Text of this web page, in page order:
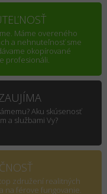
Máme overeného
a nehnuteľnosť sme
okopírované
profesionáli.
Aku skúsenosť
a službami Vy?
združení realitných
na férove fungovanie.